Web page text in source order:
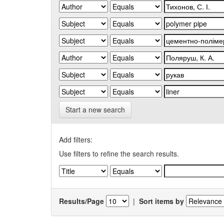
Start a new search
Add filters:
Use filters to refine the search results.
Results/Page | Sort items by